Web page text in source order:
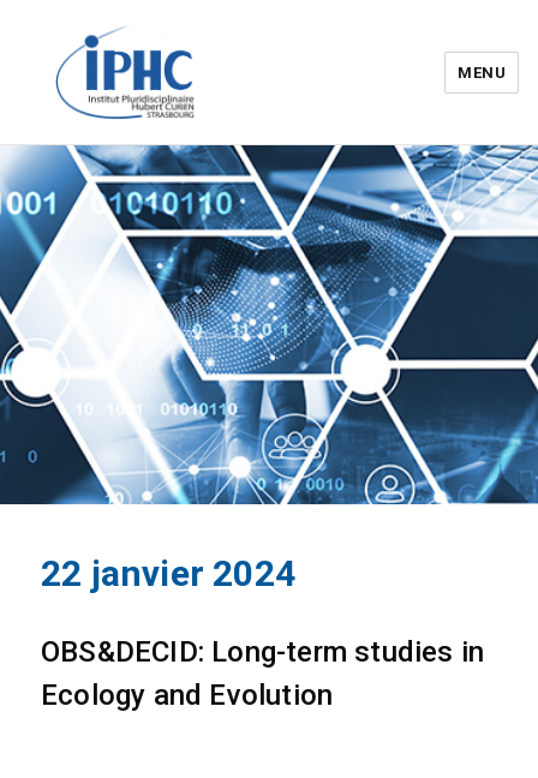
Institut pluridisciplinaire Hubert
Curien – IPHC
MENU
22 janvier 2024
OBS&DECID: Long-term studies in
Ecology and Evolution